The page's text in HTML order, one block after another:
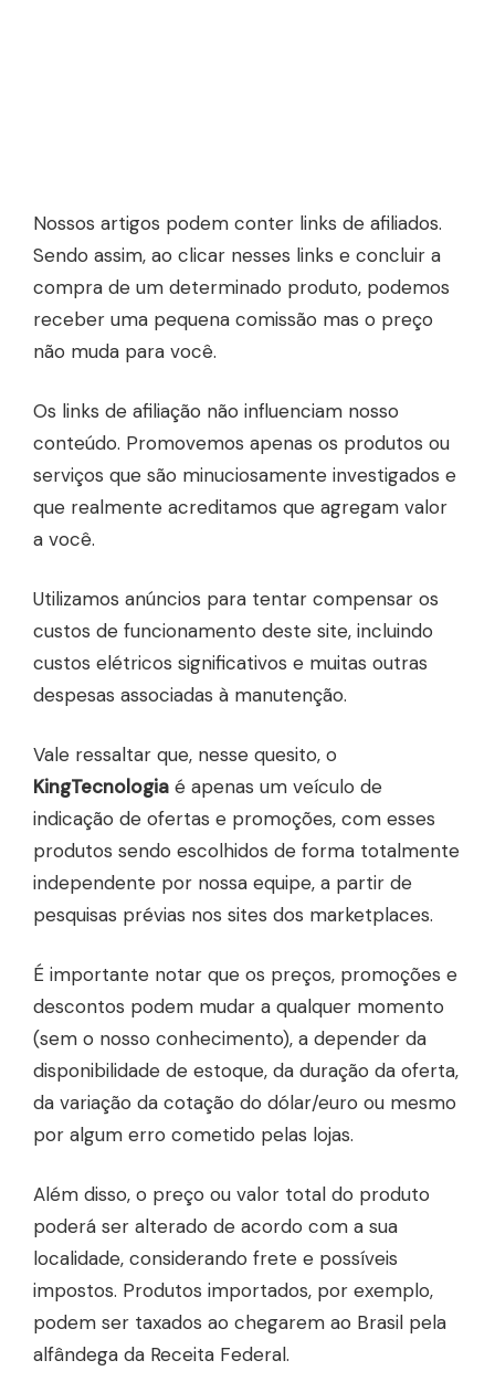
Nossos artigos podem conter links de afiliados.
Sendo assim, ao clicar nesses links e concluir a
compra de um determinado produto, podemos
receber uma pequena comissão mas o preço
não muda para você.
Os links de afiliação não influenciam nosso
conteúdo. Promovemos apenas os produtos ou
serviços que são minuciosamente investigados e
que realmente acreditamos que agregam valor
a você.
Utilizamos anúncios para tentar compensar os
custos de funcionamento deste site, incluindo
custos elétricos significativos e muitas outras
despesas associadas à manutenção.
Vale ressaltar que, nesse quesito, o
KingTecnologia é apenas um veículo de
indicação de ofertas e promoções, com esses
produtos sendo escolhidos de forma totalmente
independente por nossa equipe, a partir de
pesquisas prévias nos sites dos marketplaces.
É importante notar que os preços, promoções e
descontos podem mudar a qualquer momento
(sem o nosso conhecimento), a depender da
disponibilidade de estoque, da duração da oferta,
da variação da cotação do dólar/euro ou mesmo
por algum erro cometido pelas lojas.
Além disso, o preço ou valor total do produto
poderá ser alterado de acordo com a sua
localidade, considerando frete e possíveis
impostos. Produtos importados, por exemplo,
podem ser taxados ao chegarem ao Brasil pela
alfândega da Receita Federal.